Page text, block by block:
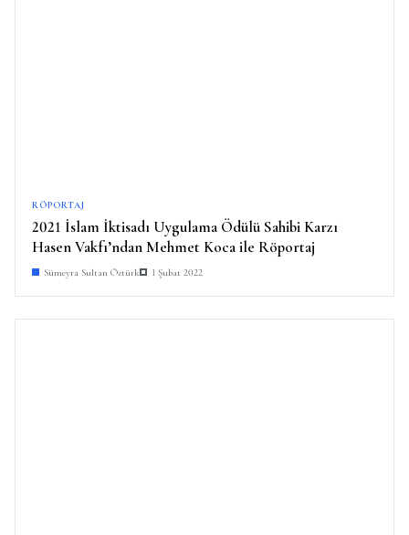
RÖPORTAJ
2021 İslam İktisadı Uygulama Ödülü Sahibi Karzı
Hasen Vakfı’ndan Mehmet Koca ile Röportaj
Sümeyra Sultan Öztürk 1 Şubat 2022